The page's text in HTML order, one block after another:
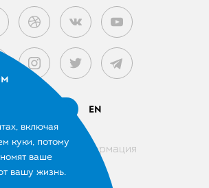
включая
куки, потому
ваше
вашу жизнь.
© 2007 – 2026 Prostudio
Правовая информация
EN